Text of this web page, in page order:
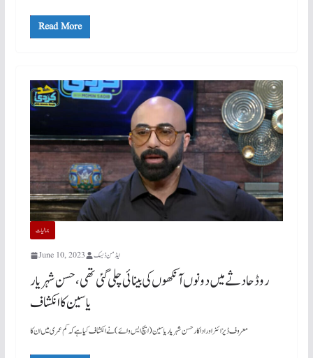
Read More
جمالیات
June 10, 2023 ایڈمن ڈیسک
روڈ حادثے میں دونوں آنکھوں کی بینائی چلی گئی تھی، حسن شہریار
یاسین کا انکشاف
معروف ڈیزائنر اور اداکار حسن شہریار یاسین (ایچ ایس وائے) نے انکشاف کیا ہے کہ کم عمری میں ان کا